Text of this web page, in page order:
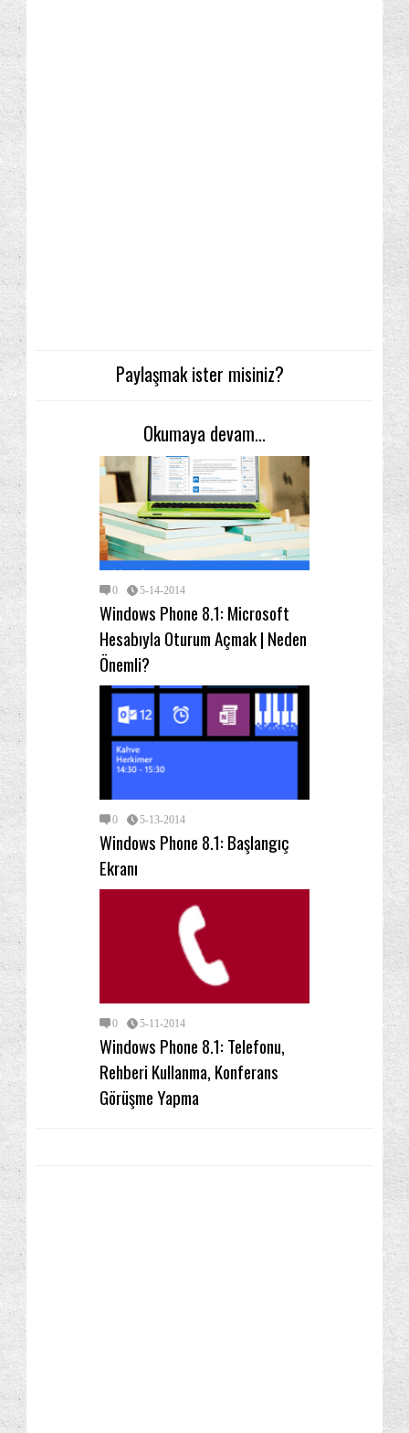
Paylaşmak ister misiniz?
Okumaya devam...
0 5-14-2014
Windows Phone 8.1: Microsoft
Hesabıyla Oturum Açmak | Neden
Önemli?
0 5-13-2014
Windows Phone 8.1: Başlangıç
Ekranı
0 5-11-2014
Windows Phone 8.1: Telefonu,
Rehberi Kullanma, Konferans
Görüşme Yapma